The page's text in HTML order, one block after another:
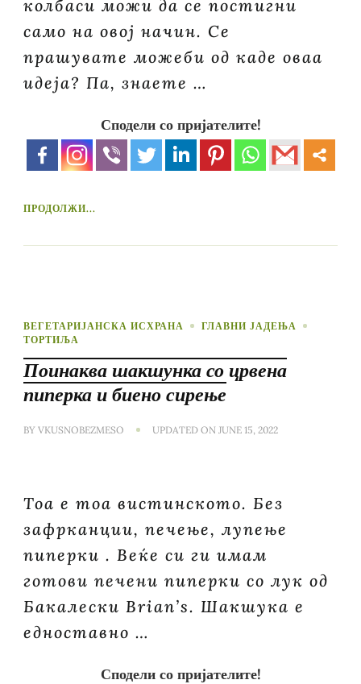
колбаси можи да се постигни
само на овој начин. Се
прашувате можеби од каде оваа
идеја? Па, знаете …
Сподели со пријателите!
ПРОДОЛЖИ...
ВЕГЕТАРИЈАНСКА ИСХРАНА
ГЛАВНИ ЈАДЕЊА
ТОРТИЉА
Поинаква шакшунка со црвена
пиперка и биено сирење
BY VKUSNOBEZMESO UPDATED ON JUNE 15, 2022
Тоа е тоа вистинското. Без
зафрканции, печење, лупење
пиперки . Веќе си ги имам
готови печени пиперки со лук од
Бакалески Brian’s. Шакшука е
едноставно …
Сподели со пријателите!